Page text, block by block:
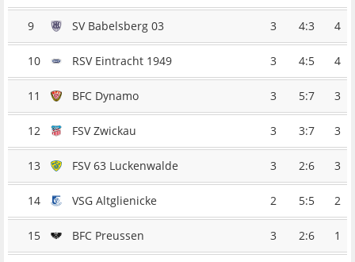
9 SV Babelsberg 03 3 4:3 4
10 RSV Eintracht 1949 3 4:5 4
11 BFC Dynamo 3 5:7 3
12 FSV Zwickau 3 3:7 3
13 FSV 63 Luckenwalde 3 2:6 3
14 VSG Altglienicke 2 5:5 2
15 BFC Preussen 3 2:6 1